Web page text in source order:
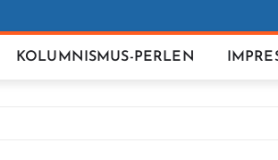
KOLUMNISMUS-PERLEN